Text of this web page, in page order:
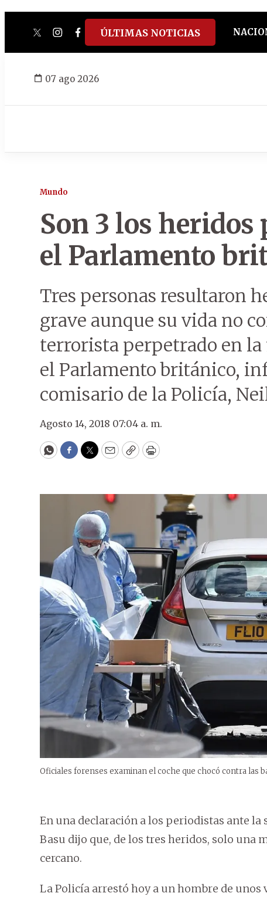
twitterinstagram
facebook
tiktokyoutube
spotify
ÚLTIMAS NOTICIAS
07 ago 2026
Mundo
Son 3 los heridos
el Parlamento
Tres personas resultaron
grave aunque su vida no
terrorista perpetrado en la
el Parlamento británico,
comisario de la Policía,
Agosto 14, 2018 07:04 a. m.
WhatsApp
Facebook
Twitter
EmailCopyPrint
Oficiales forenses examinan el coche que chocó contra las
En una declaración a los periodistas ante la
Basu dijo que, de los tres heridos, solo
cercano.
La Policía arrestó hoy a un hombre de unos